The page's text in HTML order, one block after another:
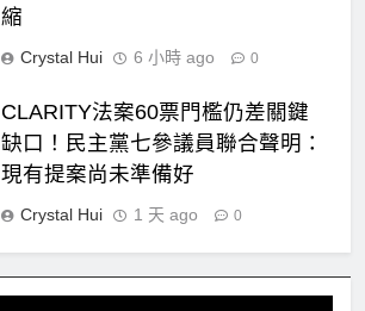
縮
Crystal Hui 6 小時 ago 0
CLARITY法案60票門檻仍差關鍵
缺口！民主黨七參議員聯合聲明：
現有提案尚未準備好
Crystal Hui 1 天 ago 0